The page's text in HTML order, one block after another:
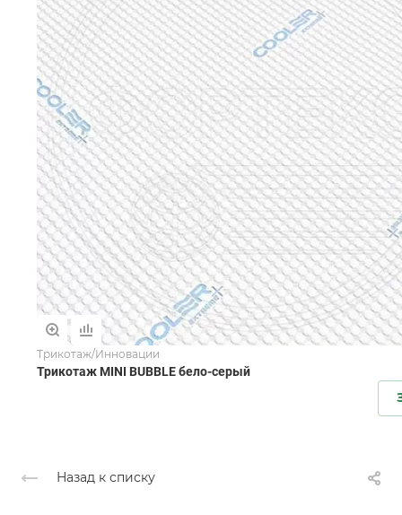
Трикотаж/Инновации
Трикотаж MINI BUBBLE бело-серый
Назад к списку